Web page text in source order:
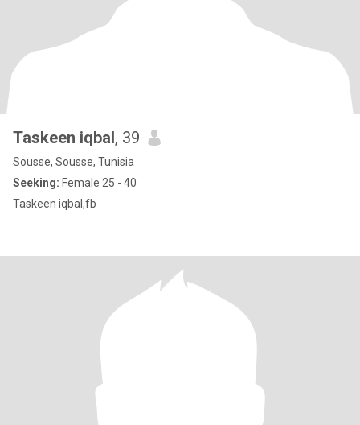
Taskeen iqbal, 39
Sousse, Sousse, Tunisia
Seeking: Female 25 - 40
Taskeen iqbal,fb